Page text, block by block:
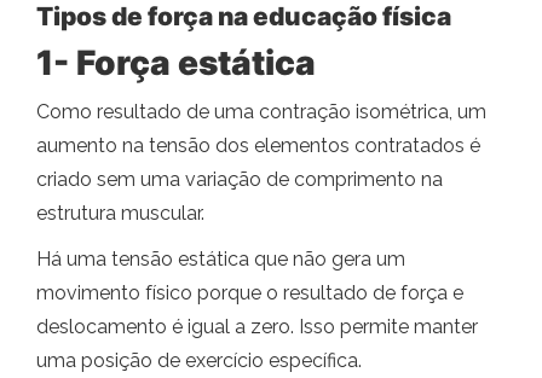
Tipos de força na educação física
1- Força estática
Como resultado de uma contração isométrica, um
aumento na tensão dos elementos contratados é
criado sem uma variação de comprimento na
estrutura muscular.
Há uma tensão estática que não gera um
movimento físico porque o resultado de força e
deslocamento é igual a zero. Isso permite manter
uma posição de exercício específica.